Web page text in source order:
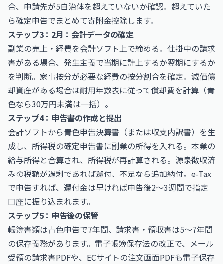
合、申請先が5自治体を超えていないか確認。超えていた
ら確定申告でまとめて寄附金控除します。
ステップ3：2月：会計データの確定
副業の売上・経費を会計ソフト上で締める。仕掛中の請求
書がある場合、発生主義で当期に計上するか翌期にするか
を判断。家事按分が必要な経費の按分割合を確定。減価償
却資産がある場合は耐用年数表に従って償却費を計算（青
色なら30万円未満は一括）。
ステップ4：申告書の作成と提出
会計ソフトから青色申告決算書（または収支内訳書）を生
成し、所得税の確定申告書に副業の所得を入れる。本業の
給与所得と合算され、所得税が再計算される。源泉徴収済
みの税額が過剰であれば還付、不足なら追加納付。e-Tax
で申告すれば、還付金は早ければ申告後2〜3週間で指定
口座に振り込まれます。
ステップ5：申告後の保管
帳簿書類は青色申告で7年間、請求書・領収書は5〜7年間
の保存義務があります。電子帳簿保存法の改正で、メール
受領の請求書PDFや、ECサイトの注文画面PDFも電子保存